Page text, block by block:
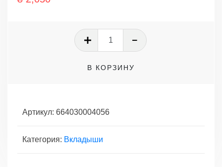
Количество
товара
коренные
В КОРЗИНУ
Артикул: 664030004056
Категория: Вкладыши